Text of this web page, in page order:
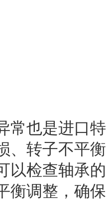
常也是进口
、转子不平
以检查轴承
衡调整，确